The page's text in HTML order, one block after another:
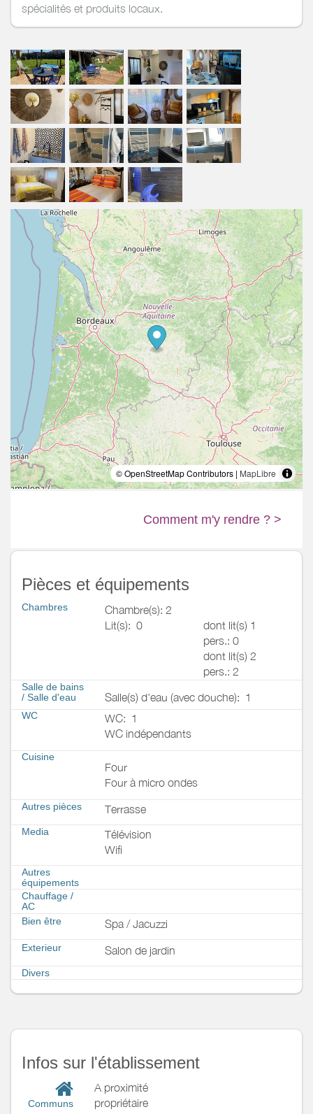
spécialités et produits locaux.
© OpenStreetMap Contributors | MapLibre
Comment m'y rendre ? >
Pièces et équipements
Chambres
Chambre(s): 2
Lit(s): 0
dont lit(s) 1
pers.: 0
dont lit(s) 2
pers.: 2
Salle de bains
/ Salle d'eau Salle(s) d'eau (avec douche): 1
WC WC: 1
WC indépendants
Cuisine
Four
Four à micro ondes
Autres pièces Terrasse
Media
Télévision
Wifi
Autres
équipements
Chauffage /
AC
Bien être
Spa / Jacuzzi
Exterieur Salon de jardin
Divers
Infos sur l'établissement
Communs
A proximité
propriétaire